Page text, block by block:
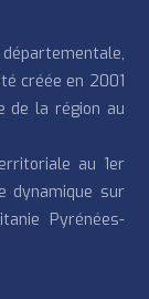
créée en 2001
de la région au
au 1er
dynamique sur
Pyrénées-